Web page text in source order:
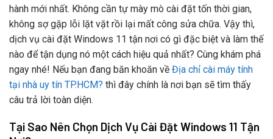
hành mới nhất. Không cần tự mày mò cài đặt tốn thời gian,
không sợ gặp lỗi lặt vặt rồi lại mất công sửa chữa. Vậy thì,
dịch vụ cài đặt Windows 11 tận nơi có gì đặc biệt và làm thế
nào để tận dụng nó một cách hiệu quả nhất? Cùng khám phá
ngay nhé! Nếu bạn đang băn khoăn về Địa chỉ cài máy tính
tại nhà uy tín TP.HCM? thì đây chính là nơi bạn sẽ tìm thấy
câu trả lời toàn diện.
Tại Sao Nên Chọn Dịch Vụ Cài Đặt Windows 11 Tận